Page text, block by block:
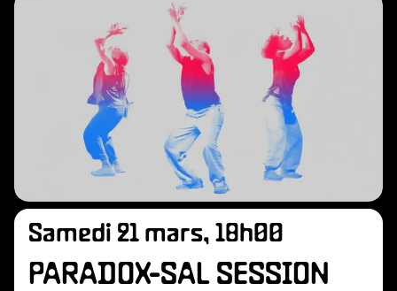
Samedi 21 mars, 18h00
PARADOX-SAL SESSION